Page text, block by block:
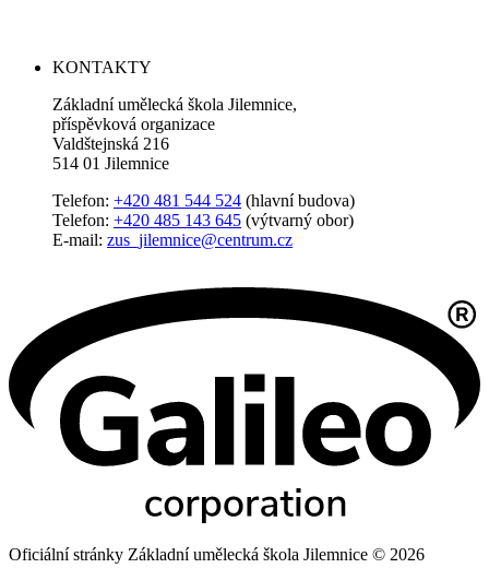
KONTAKTY
Základní umělecká škola Jilemnice,
příspěvková organizace
Valdštejnská 216
514 01 Jilemnice
Telefon: +420 481 544 524 (hlavní budova)
Telefon: +420 485 143 645 (výtvarný obor)
E-mail: zus_jilemnice@centrum.cz
Oficiální stránky Základní umělecká škola Jilemnice © 2026